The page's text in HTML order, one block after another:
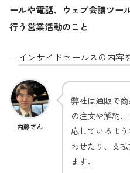
ールや電話、ウェブ会議ツー
行う営業活動のこと
—インサイドセールスの内容
内藤さん
弊社は通販で
の注文や解約
応しているよ
わせたり、支
ます。